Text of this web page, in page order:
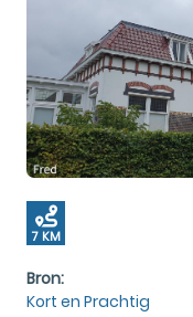
7 KM
Bron:
Kort en Prachtig